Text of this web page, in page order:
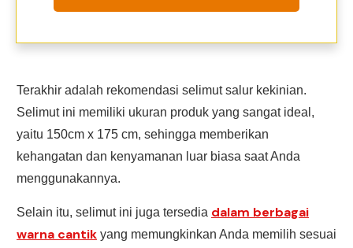
Terakhir adalah rekomendasi selimut salur kekinian.
Selimut ini memiliki ukuran produk yang sangat ideal,
yaitu 150cm x 175 cm, sehingga memberikan
kehangatan dan kenyamanan luar biasa saat Anda
menggunakannya.
Selain itu, selimut ini juga tersedia dalam berbagai
warna cantik yang memungkinkan Anda memilih sesuai